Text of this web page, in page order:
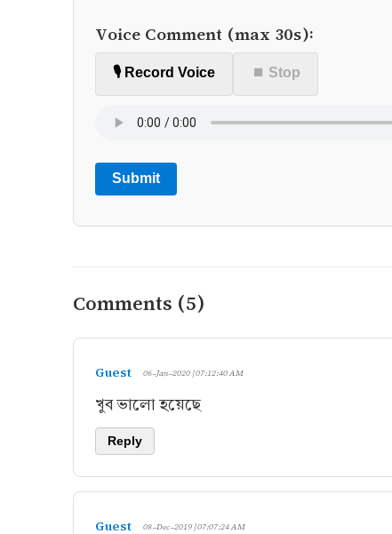
Voice Comment (max 30s):
🎙️ Record Voice ⏹ Stop
Submit
Comments (5)
Guest 06-Jan-2020 | 07:12:40 AM
খুব ভালো হয়েছে
Reply
Guest 08-Dec-2019 | 07:07:24 AM